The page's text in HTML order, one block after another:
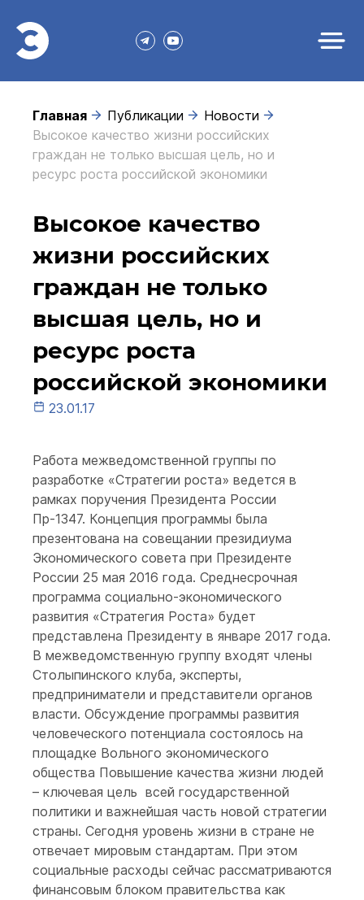
Главная Публикации
Новости
Высокое качество жизни российских
граждан не только высшая цель, но и
ресурс роста российской экономики
Высокое качество
жизни российских
граждан не только
высшая цель, но и
ресурс роста
российской экономики
23.01.17
Работа межведомственной группы по
разработке «Стратегии роста» ведется в
рамках поручения Президента России
Пр-1347. Концепция программы была
презентована на совещании президиума
Экономического совета при Президенте
России 25 мая 2016 года. Среднесрочная
программа социально-экономического
развития «Стратегия Роста» будет
представлена Президенту в январе 2017 года.
В межведомственную группу входят члены
Столыпинского клуба, эксперты,
предприниматели и представители органов
власти. Обсуждение программы развития
человеческого потенциала состоялось на
площадке Вольного экономического
общества Повышение качества жизни людей
– ключевая цель всей государственной
политики и важнейшая часть новой стратегии
страны. Сегодня уровень жизни в стране не
отвечает мировым стандартам. При этом
социальные расходы сейчас рассматриваются
финансовым блоком правительства как